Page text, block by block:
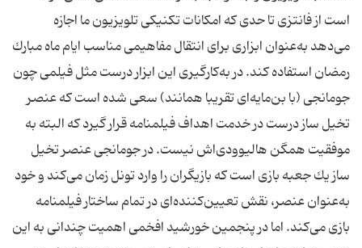
است از فانتزی تا حدی كه امكانات تكنیكی تلویزیون ما اجازه
می‌دهد به‌عنوان ابزاری برای انتقال مفاهیمی مناسب ایام ماه مبارك
رمضان استفاده كند. در به‌كار‌گیری این ابزار درست مثل فیلمی چون
جومانجی (با بن‌مایه‌ای تقریبا همانند) سعی شده است كه عنصر
تخیل ساز درست در خدمت اهداف فیلمنامه قرار گیرد كه البته به
موفقیت همگن هالیوودی‌‌اش نیست. در جومانجی عنصر تخیل
ساز یك جعبه بازی است كه بازیگران را وارد تونل زمان می‌كند و خود
به‌عنوان عنصر، نقش تعیین‌كننده‌ای در تمام ساختار فیلمنامه
بازی می‌كند. اما در پنجمین خورشید افخمی اهمیت چندانی به این